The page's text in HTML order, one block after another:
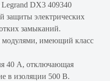
DX3 409340
защиты электрических
замыканий.
имеющий класс
40 А, отключающая
в изоляции 500 В.